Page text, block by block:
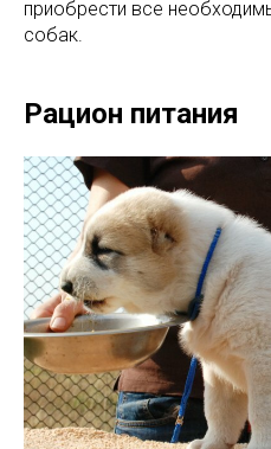
приобрести все
собак.
Рацион питания